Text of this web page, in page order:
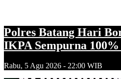
Polres Batang Hari
IKPA Sempurna
Rabu, 5 Agu 2026 - 22:00 WIB